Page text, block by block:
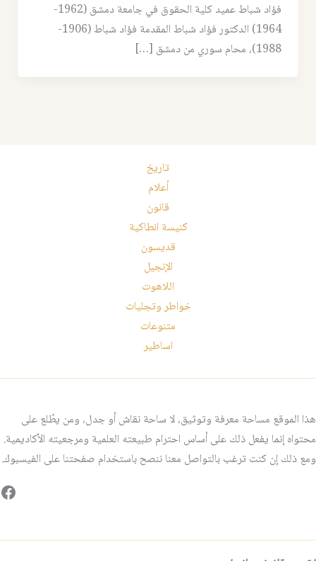
فؤاد شباط عميد كلية الحقوق في جامعة دمشق (1962-
1964) الدكتور فؤاد شباط المقدمة فؤاد شباط (1906-
1988)، محام سوري من دمشق […]
تاريخ
أعلام
قانون
كنيسة انطاكية
قديسون
الإنجيل
اللاهوت
خواطر وتجليات
متنوعات
اساطير
هذا الموقع مساحة معرفة وتوثيق، لا ساحة نقاش أو جدل، ومن يطّلع على
محتواه إنما يفعل ذلك على أساس احترام طبيعته العلمية ومرجعيته الأكاديمية.
ومع ذلك إن كنت ترغب بالتواصل معنا ننصح باستخدام صفحتنا على الفيسبوك.